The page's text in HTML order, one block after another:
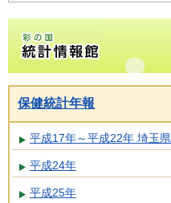
彩の国統計
保健統計年報
平成17年～平成22年 埼玉
平成24年
平成25年